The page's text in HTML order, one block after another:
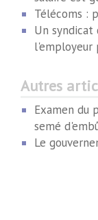
Télécoms :
Un
Autres
Examen du
semé
Le